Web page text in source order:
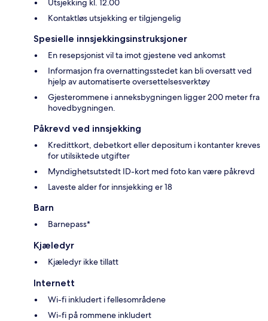
Utsjekking kl. 12.00
Kontaktløs utsjekking er tilgjengelig
Spesielle innsjekkingsinstruksjoner
En resepsjonist vil ta imot gjestene ved ankomst
Informasjon fra overnattingsstedet kan bli oversatt ved
hjelp av automatiserte oversettelsesverktøy
Gjesterommene i anneksbygningen ligger 200 meter fra
hovedbygningen.
Påkrevd ved innsjekking
Kredittkort, debetkort eller depositum i kontanter kreves
for utilsiktede utgifter
Myndighetsutstedt ID-kort med foto kan være påkrevd
Laveste alder for innsjekking er 18
Barn
Barnepass*
Kjæledyr
Kjæledyr ikke tillatt
Internett
Wi-fi inkludert i fellesområdene
Wi-fi på rommene inkludert